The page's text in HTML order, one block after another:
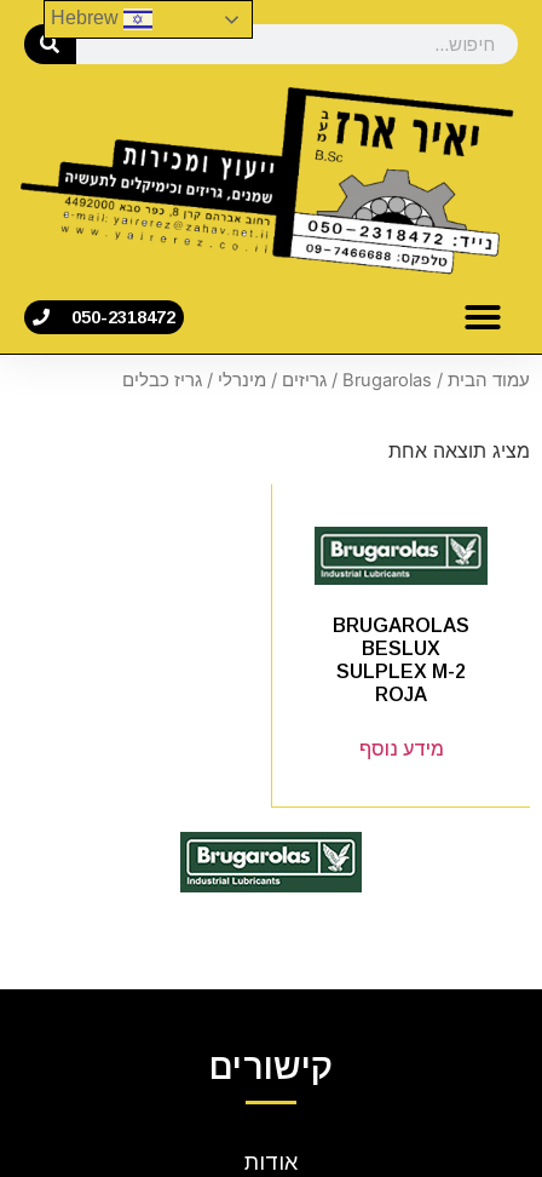
050-2318472
עמוד הבית /
Brugarolas
/ גריזים / מינרלי / גריז כבלים
מציג תוצאה אחת
BRUGAROLAS
BESLUX
SULPLEX M-2
ROJA
מידע נוסף
קישורים
אודות
Hebrew